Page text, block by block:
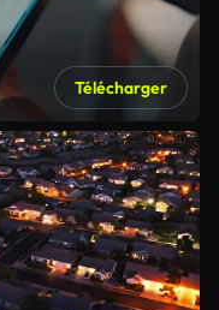
Télécharger